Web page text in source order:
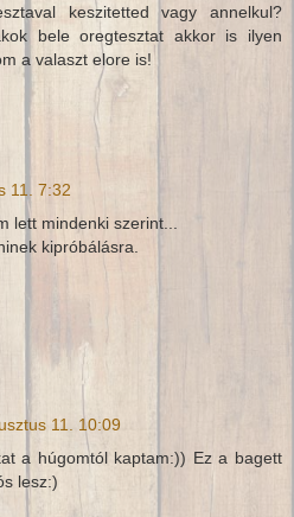
keszitetted vagy annelkul?
bele oregtesztat akkor is ilyen
a valaszt elore is!
11. 7:32
lett mindenki szerint...
kipróbálásra.
11. 10:09
a húgomtól kaptam:)) Ez a bagett
lesz:)